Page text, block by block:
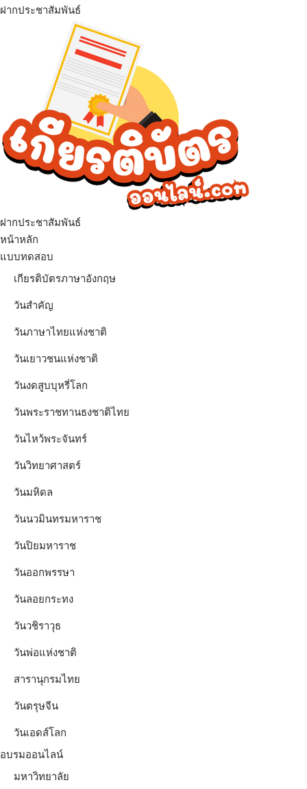
ฝากประชาสัมพันธ์
ฝากประชาสัมพันธ์
เมนู
หน้าหลัก
แบบทดสอบ
เกียรติบัตรภาษาอังกฤษ
วันสำคัญ
วันภาษาไทยแห่งชาติ
วันเยาวชนแห่งชาติ
วันงดสูบบุหรี่โลก
วันพระราชทานธงชาติไทย
วันไหว้พระจันทร์​
วันวิทยาศาสตร์
วันมหิดล
วันนวมินทรมหาราช
วันปิยมหาราช
วันออกพรรษา
วันลอยกระทง
วันวชิราวุธ
วันพ่อแห่งชาติ
สารานุกรมไทย
วันตรุษจีน
วันเอดส์โลก
อบรมออนไลน์
มหาวิทยาลัย